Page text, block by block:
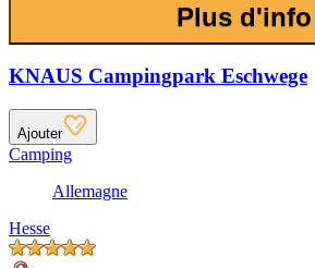
Plus d'info
KNAUS Campingpark Eschwege
Ajouter
Camping
Allemagne
Hesse